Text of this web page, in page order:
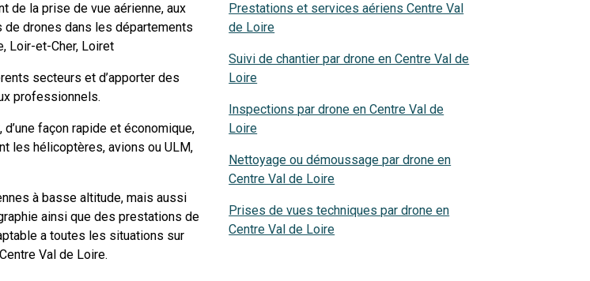
de la prise de vue aérienne, aux
drones dans les départements
Loir-et-Cher, Loiret
secteurs et d’apporter des
professionnels.
façon rapide et économique,
les hélicoptères, avions ou ULM,
à basse altitude, mais aussi
ainsi que des prestations de
a toutes les situations sur
Val de Loire.
Prestations et services aériens Centre Val
de Loire
Suivi de chantier par drone en Centre Val de
Loire
Inspections par drone en Centre Val de
Loire
Nettoyage ou démoussage par drone en
Centre Val de Loire
Prises de vues techniques par drone en
Centre Val de Loire